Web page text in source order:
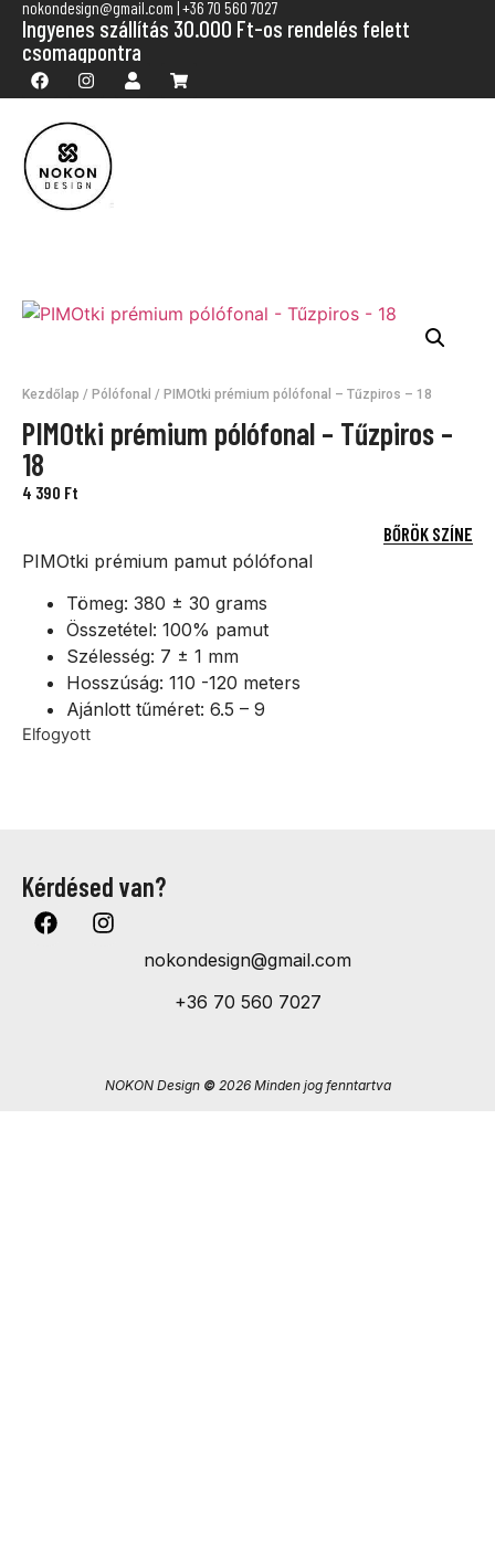
nokondesign@gmail.com | +36 70 560 7027
Ingyenes szállítás 30.000 Ft-os rendelés felett
csomagpontra
Kezdőlap / Pólófonal / PIMOtki prémium pólófonal – Tűzpiros – 18
PIMOtki prémium pólófonal – Tűzpiros –
18
4 390 Ft
BŐRÖK SZÍNE
PIMOtki prémium pamut pólófonal
Tömeg: 380 ± 30 grams
Összetétel: 100% pamut
Szélesség: 7 ± 1 mm
Hosszúság: 110 -120 meters
Ajánlott tűméret: 6.5 – 9
Elfogyott
Kérdésed van?
nokondesign@gmail.com
+36 70 560 7027
NOKON Design ©2026 Minden jog fenntartva